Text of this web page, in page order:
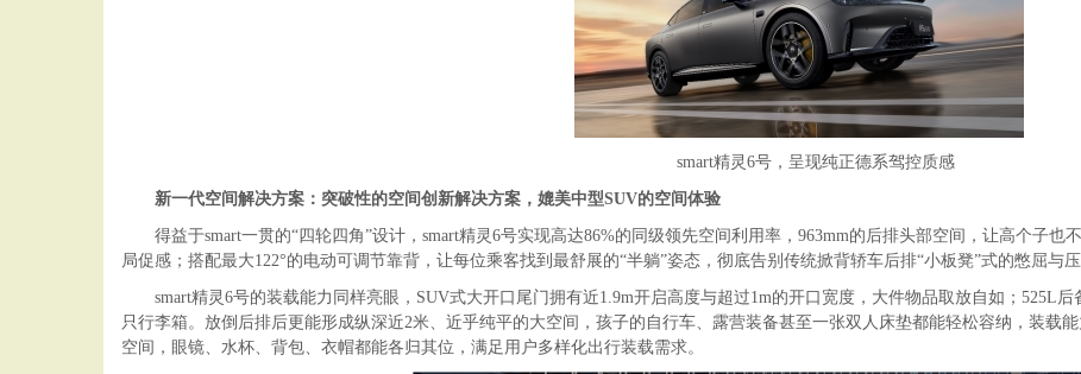
smart精灵6号，呈现纯正德系驾控质感
新一代空间解决方案：突破性的空间创新解决方案，媲美中型SUV的空间体验
得益于smart一贯的“四轮四角”设计，smart精灵6号实现高达86%的同级领先空间利用率，963mm的后排头部空间，让高个子
局促感；搭配最大122°的电动可调节靠背，让每位乘客找到最舒展的“半躺”姿态，彻底告别传统掀背轿车后排“小板凳”式的憋屈与压
smart精灵6号的装载能力同样亮眼，SUV式大开口尾门拥有近1.9m开启高度与超过1m的开口宽度，大件物品取放自如；525L
只行李箱。放倒后排后更能形成纵深近2米、近乎纯平的大空间，孩子的自行车、露营装备甚至一张双人床垫都能轻松容纳，装载
空间，眼镜、水杯、背包、衣帽都能各归其位，满足用户多样化出行装载需求。